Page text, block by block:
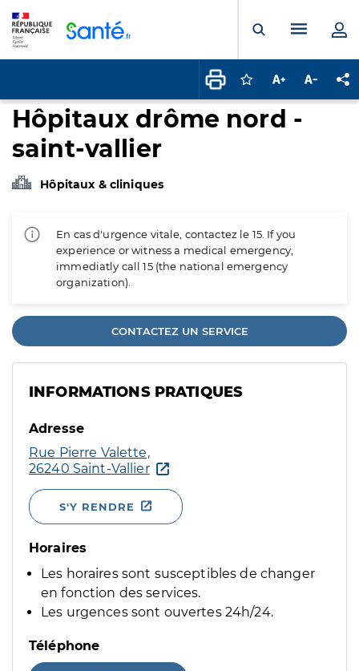
Ouvrir laMenu
Connectez-vous
Augmenter la
Hôpitaux drôme nord -
saint-vallier
Hôpitaux & cliniques
En cas d'urgence vitale, contactez le 15. If you
experience or witness a medical emergency,
immediatly call 15 (the national emergency
organization).
CONTACTEZ UN SERVICE
INFORMATIONS PRATIQUES
Adresse
Rue Pierre Valette,
26240 Saint-Vallier
S'Y RENDRE
Horaires
Les horaires sont susceptibles de changer
en fonction des services.
Les urgences sont ouvertes 24h/24.
Téléphone